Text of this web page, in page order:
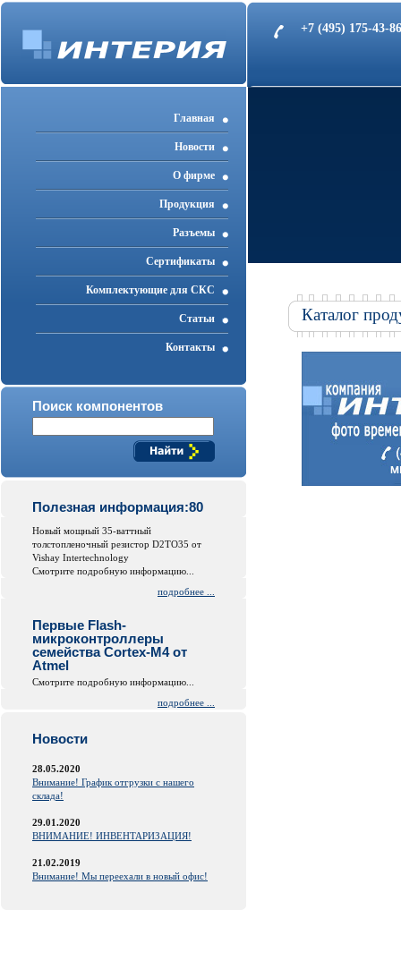
+7 (495) 175-43-
Главная
Новости
О фирме
Продукция
Разъемы
Cертификаты
Комплектующие для СКС
Статьи
Контакты
Поиск компонентов
Полезная информация:80
Новый мощный 35-ваттный
толстопленочный резистор D2TO35 от
Vishay Intertechnology
Смотрите подробную информацию...
подробнее ...
Первые Flash-
микроконтроллеры
семейства Cortex-M4 от
Atmel
Смотрите подробную информацию...
подробнее ...
Новости
28.05.2020
Внимание! График отгрузки с нашего
склада!
29.01.2020
ВНИМАНИЕ! ИНВЕНТАРИЗАЦИЯ!
21.02.2019
Внимание! Мы переехали в новый офис!
Каталог